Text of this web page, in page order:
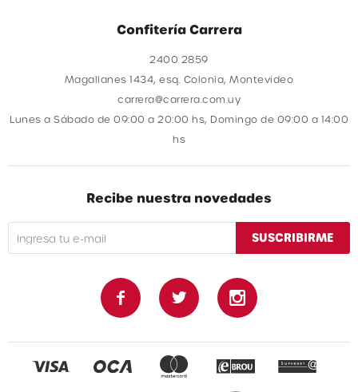
Confitería Carrera
2400 2859
Magallanes 1434, esq. Colonia, Montevideo
carrera@carrera.com.uy
Lunes a Sábado de 09:00 a 20:00 hs, Domingo de 09:00 a 14:00
hs
Recibe nuestra novedades
SUSCRIBIRME
  